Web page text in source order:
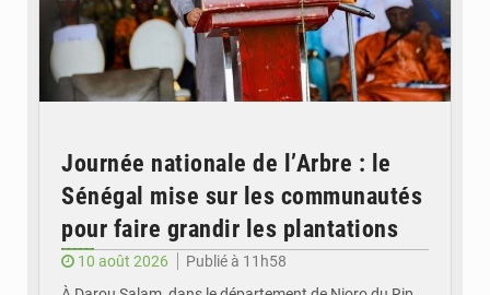
Journée nationale de l’Arbre : le
Sénégal mise sur les communautés
pour faire grandir les plantations
10 août 2026
Publié à 11h58